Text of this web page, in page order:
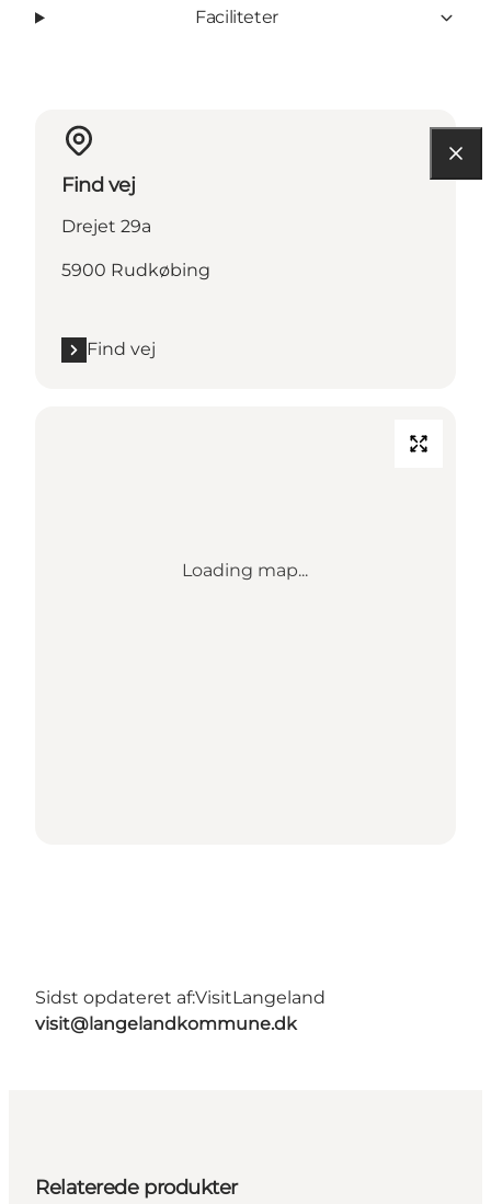
Faciliteter
Find vej
Drejet 29a
5900 Rudkøbing
Find vej
Loading map...
Sidst opdateret af:VisitLangeland
visit@langelandkommune.dk
Relaterede produkter